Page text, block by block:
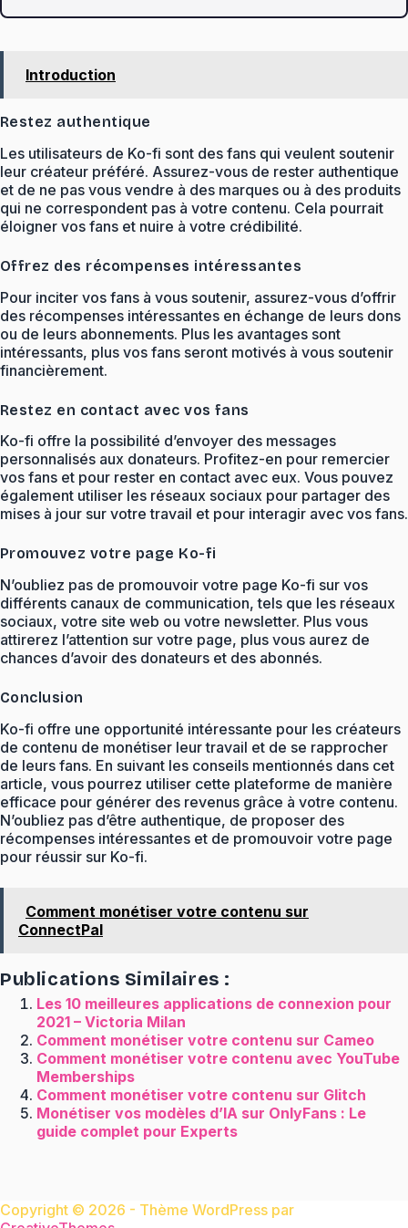
Introduction
Restez authentique
Les utilisateurs de Ko-fi sont des fans qui veulent soutenir
leur créateur préféré. Assurez-vous de rester authentique
et de ne pas vous vendre à des marques ou à des produits
qui ne correspondent pas à votre contenu. Cela pourrait
éloigner vos fans et nuire à votre crédibilité.
Offrez des récompenses intéressantes
Pour inciter vos fans à vous soutenir, assurez-vous d’offrir
des récompenses intéressantes en échange de leurs dons
ou de leurs abonnements. Plus les avantages sont
intéressants, plus vos fans seront motivés à vous soutenir
financièrement.
Restez en contact avec vos fans
Ko-fi offre la possibilité d’envoyer des messages
personnalisés aux donateurs. Profitez-en pour remercier
vos fans et pour rester en contact avec eux. Vous pouvez
également utiliser les réseaux sociaux pour partager des
mises à jour sur votre travail et pour interagir avec vos fans.
Promouvez votre page Ko-fi
N’oubliez pas de promouvoir votre page Ko-fi sur vos
différents canaux de communication, tels que les réseaux
sociaux, votre site web ou votre newsletter. Plus vous
attirerez l’attention sur votre page, plus vous aurez de
chances d’avoir des donateurs et des abonnés.
Conclusion
Ko-fi offre une opportunité intéressante pour les créateurs
de contenu de monétiser leur travail et de se rapprocher
de leurs fans. En suivant les conseils mentionnés dans cet
article, vous pourrez utiliser cette plateforme de manière
efficace pour générer des revenus grâce à votre contenu.
N’oubliez pas d’être authentique, de proposer des
récompenses intéressantes et de promouvoir votre page
pour réussir sur Ko-fi.
Comment monétiser votre contenu sur
ConnectPal
Publications Similaires :
Les 10 meilleures applications de connexion pour
2021 – Victoria Milan
Comment monétiser votre contenu sur Cameo
Comment monétiser votre contenu avec YouTube
Memberships
Comment monétiser votre contenu sur Glitch
Monétiser vos modèles d’IA sur OnlyFans : Le
guide complet pour Experts
Copyright © 2026 - Thème WordPress par